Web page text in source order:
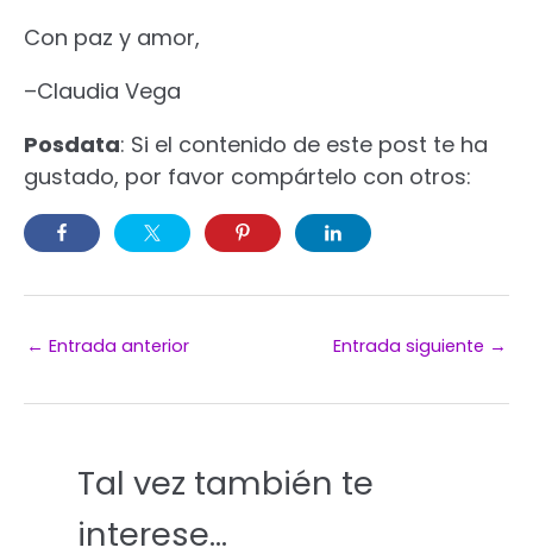
Con paz y amor,
–Claudia Vega
Posdata: Si el contenido de este post te ha
gustado, por favor compártelo con otros:
← Entrada anterior Entrada siguiente →
Tal vez también te
interese...